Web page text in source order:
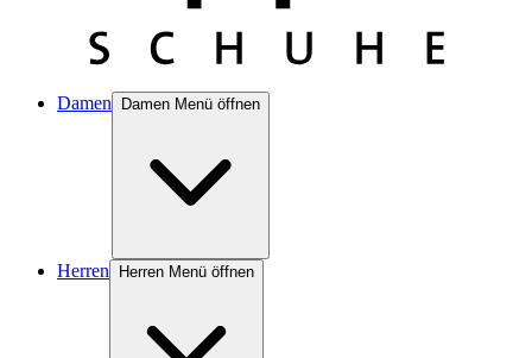
Damen Damen Menü öffnen
Herren Herren Menü öffnen